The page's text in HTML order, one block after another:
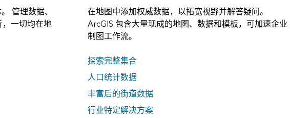
管理数据、
一切均在地
在地图中添加权威数据，以拓宽视野并解答疑问。
ArcGIS 包含大量现成的地图、数据和模板，可加速企业
制图工作流。
探索完整集合
人口统计数据
丰富后的街道数据
行业特定解决方案